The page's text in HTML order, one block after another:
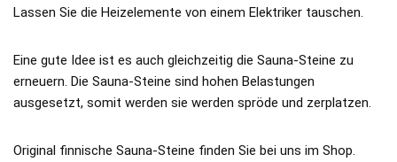
Lassen Sie die Heizelemente von einem Elektriker tauschen.
Eine gute Idee ist es auch gleichzeitig die Sauna-Steine zu
erneuern. Die Sauna-Steine sind hohen Belastungen
ausgesetzt, somit werden sie werden spröde und zerplatzen.
Original finnische Sauna-Steine finden Sie bei uns im Shop.